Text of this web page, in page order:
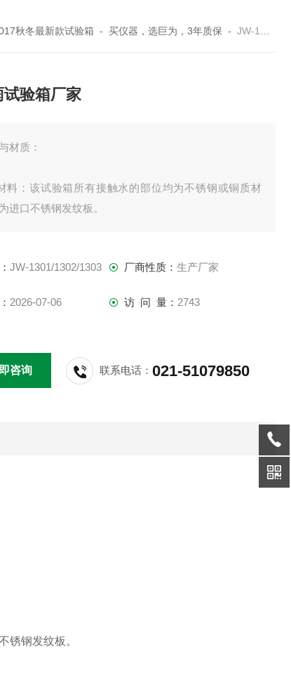
秋冬最新款试验箱 -买仪器，选巨为，3年质保 -JW-1301/1302/1303四川淋雨试验箱厂家
试验箱厂家
材质：
料：该试验箱所有接触水的部位均为不锈钢或铜质材
进口不锈钢发纹板。
置：水泵、流量计、调速减速电机。
部安装可以固定带刹车的轮子
JW-1301/1302/1303 厂商性质： 生产厂家
2026-07-06 访 问 量： 2743
咨询 联系电话：021-51079850
锈钢发纹板。